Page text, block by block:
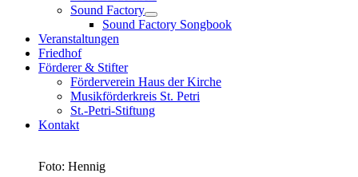
Sound Factory
Sound Factory Songbook
Veranstaltungen
Friedhof
Förderer & Stifter
Förderverein Haus der Kirche
Musikförderkreis St. Petri
St.-Petri-Stiftung
Kontakt
Foto: Hennig